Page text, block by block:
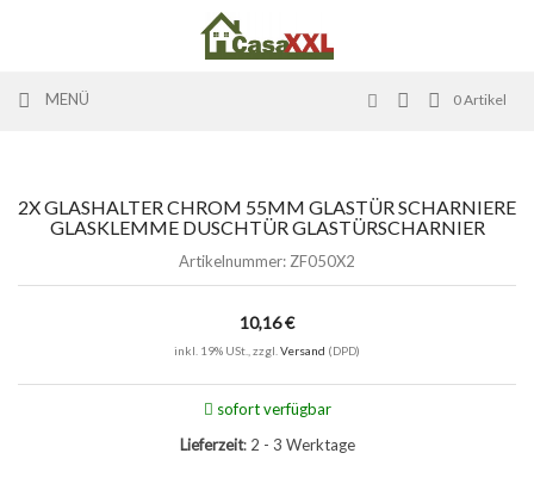
MENÜ 0Artikel
2X GLASHALTER CHROM 55MM GLASTÜR SCHARNIERE
GLASKLEMME DUSCHTÜR GLASTÜRSCHARNIER
Artikelnummer: ZF050X2
10,16 €
inkl. 19% USt., zzgl. Versand (DPD)
sofort verfügbar
Lieferzeit: 2 - 3 Werktage